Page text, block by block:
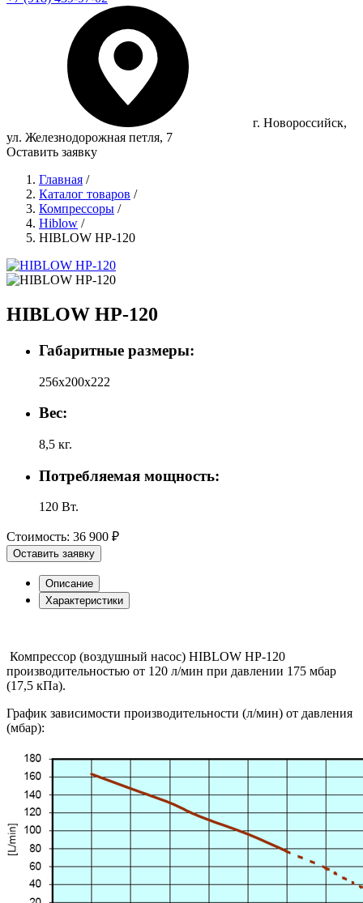
г. Новороссийск,
ул. Железнодорожная петля, 7
Оставить заявку
Главная /
Каталог товаров /
Компрессоры /
Hiblow /
HIBLOW HP-120
HIBLOW HP-120
Габаритные размеры:
256х200х222
Вес:
8,5 кг.
Потребляемая мощность:
120 Вт.
Стоимость: 36 900 ₽
Оставить заявку
Описание
Характеристики
Компрессор (воздушный насос) HIBLOW HP-120
производительностью от 120 л/мин при давлении 175 мбар
(17,5 кПа).
График зависимости производительности (л/мин) от давления
(мбар):